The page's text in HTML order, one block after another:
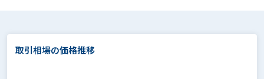
5.駅徒歩別の相場価格
取引相場の価格推移